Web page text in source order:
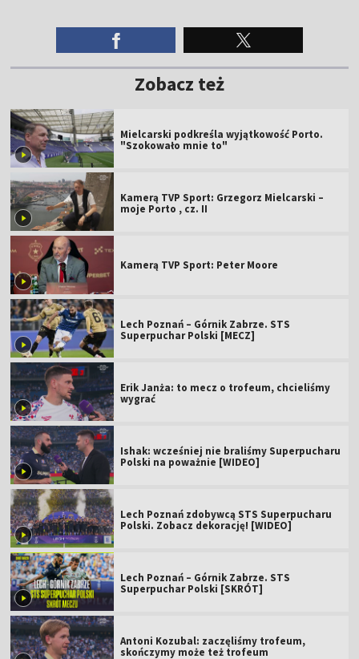
Zobacz też
Mielcarski podkreśla wyjątkowość Porto.
"Szokowało mnie to"
Kamerą TVP Sport: Grzegorz Mielcarski –
moje Porto , cz. II
Kamerą TVP Sport: Peter Moore
Lech Poznań – Górnik Zabrze. STS
Superpuchar Polski [MECZ]
Erik Janża: to mecz o trofeum, chcieliśmy
wygrać
Ishak: wcześniej nie braliśmy Superpucharu
Polski na poważnie [WIDEO]
Lech Poznań zdobywcą STS Superpucharu
Polski. Zobacz dekorację! [WIDEO]
Lech Poznań – Górnik Zabrze. STS
Superpuchar Polski [SKRÓT]
Antoni Kozubal: zaczęliśmy trofeum,
skończymy może też trofeum